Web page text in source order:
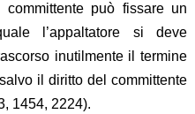
può fissare un
l’appaltatore si deve
inutilmente il termine
il diritto del committente
1454, 2224).